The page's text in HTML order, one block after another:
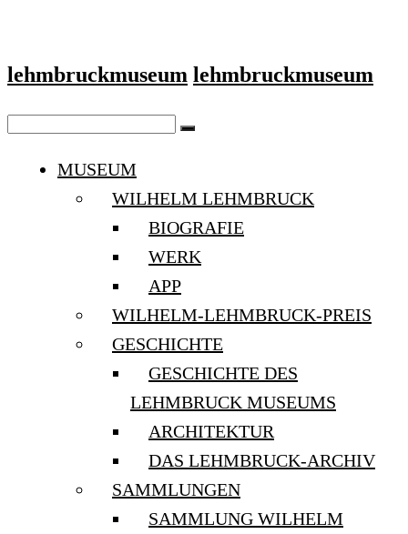
lehmbruckmuseum lehmbruckmuseum
MUSEUM
WILHELM LEHMBRUCK
BIOGRAFIE
WERK
APP
WILHELM-LEHMBRUCK-PREIS
GESCHICHTE
GESCHICHTE DES
LEHMBRUCK MUSEUMS
ARCHITEKTUR
DAS LEHMBRUCK-ARCHIV
SAMMLUNGEN
SAMMLUNG WILHELM